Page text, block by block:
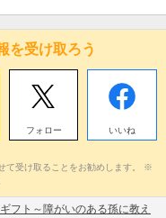
を受け取ろう
フォロー いいね
て受け取ることをお勧めします。 ※
フト～障がいのある孫に教え